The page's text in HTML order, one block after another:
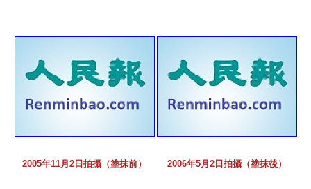
2005年11月2日拍攝（塗抹前） 2006年5月2日拍攝（塗抹後）